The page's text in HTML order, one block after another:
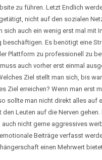
zu führen. Letzt Endlich
nicht auf den sozialen
sich auch ein wenig erst mal mit
beschäftigen. Es benötigt eine
Plattform zu professionell zu
auch vorher erst einmal
Ziel stellt man sich, bis
Ziel erreichen? Wenn man erst
sollte man nicht direkt alles auf
den Leuten auf die Nerven gehen.
auch nicht gerne aggressives
Beiträge verfasst
einen Mehrwert